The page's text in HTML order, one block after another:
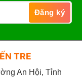
TRE
An Hội, Tỉnh